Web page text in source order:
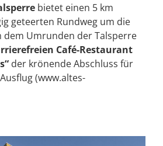
bietet einen 5 km
geteerten Rundweg um die
dem Umrunden der Talsperre
Café-Restaurant
der krönende Abschluss für
(www.altes-